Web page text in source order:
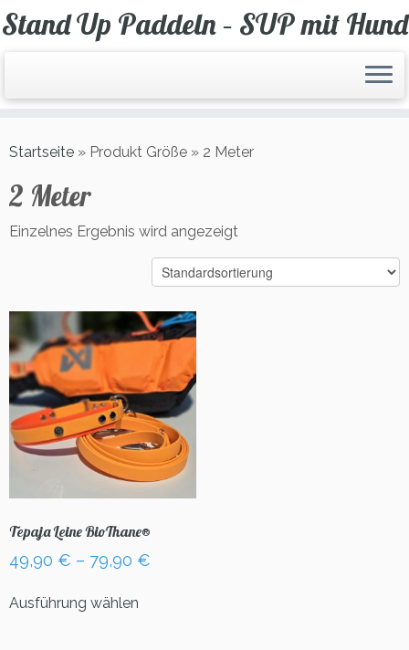
Zum
Inhalt
Stand Up Paddeln – SUP mit Hund
Startseite » Produkt Größe » 2 Meter
2 Meter
Einzelnes Ergebnis wird angezeigt
Tepaja Leine BioThane®
49,90 € – 79,90 €
Ausführung wählen